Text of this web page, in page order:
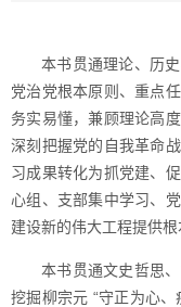
本书贯通理论、历
党治党根本原则、重点
务实易懂，兼顾理论高
深刻把握党的自我革命
习成果转化为抓党建、
心组、支部集中学习、
建设新的伟大工程提供根
本书贯通文史哲思
挖掘柳宗元 “守正为心